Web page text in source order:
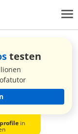
testen
in